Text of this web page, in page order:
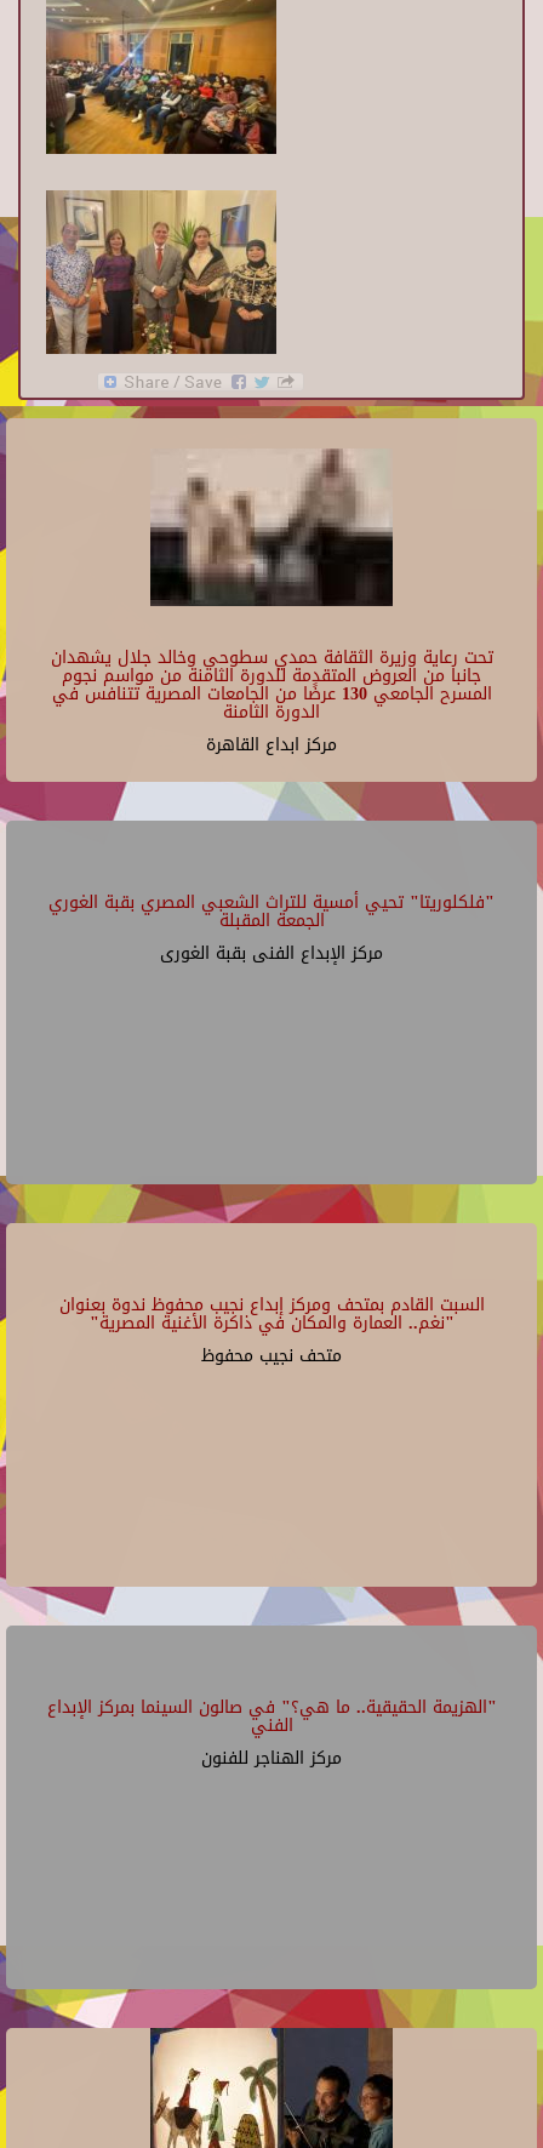
تحت رعاية وزيرة الثقافة حمدي سطوحي وخالد جلال يشهدان
جانبا من العروض المتقدمة للدورة الثامنة من مواسم نجوم
المسرح الجامعي 130 عرضًا من الجامعات المصرية تتنافس في
الدورة الثامنة
مركز ابداع القاهرة
"فلكلوريتا" تحيي أمسية للتراث الشعبي المصري بقبة الغوري
الجمعة المقبلة
مركز الإبداع الفنى بقبة الغورى
السبت القادم بمتحف ومركز إبداع نجيب محفوظ ندوة بعنوان
"نغم.. العمارة والمكان في ذاكرة الأغنية المصرية"
متحف نجيب محفوظ
"الهزيمة الحقيقية.. ما هي؟" في صالون السينما بمركز الإبداع
الفني
مركز الهناجر للفنون